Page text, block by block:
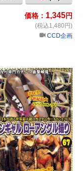
価格： 1,345円
(税込1,480円)
CCD企画
イドルとオバハン 沢口ケ
キ